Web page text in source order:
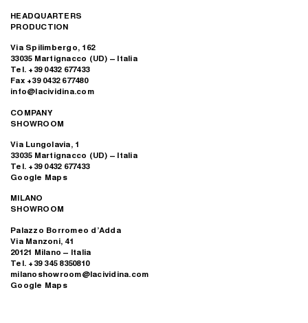
HEADQUARTERS
PRODUCTION
Via Spilimbergo, 162
33035 Martignacco (UD) – Italia
Tel. +39 0432 677433
Fax +39 0432 677480
info@lacividina.com
COMPANY
SHOWROOM
Via Lungolavia, 1
33035 Martignacco (UD) – Italia
Tel. +39 0432 677433
Google Maps
MILANO
SHOWROOM
Palazzo Borromeo d’Adda
Via Manzoni, 41
20121 Milano – Italia
Tel. +39 345 8350810
milanoshowroom@lacividina.com
Google Maps